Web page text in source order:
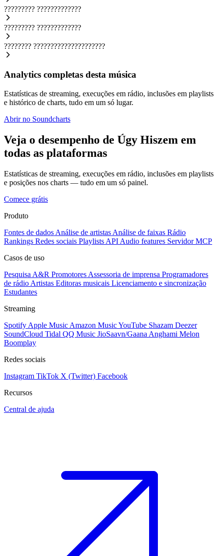
????????? ?????????????
????????? ?????????????
???????? ?????????????????????
Analytics completas desta música
Estatísticas de streaming, execuções em rádio, inclusões em playlists
e histórico de charts, tudo em um só lugar.
Abrir no Soundcharts
Veja o desempenho de Úgy Hiszem em
todas as plataformas
Estatísticas de streaming, execuções em rádio, inclusões em playlists
e posições nos charts — tudo em um só painel.
Comece grátis
Produto
Fontes de dados Análise de artistas Análise de faixas Rádio
Rankings Redes sociais Playlists API Audio features Servidor MCP
Casos de uso
Pesquisa A&R Promotores Assessoria de imprensa Programadores
de rádio Artistas Editoras musicais Licenciamento e sincronização
Estudantes
Streaming
Spotify Apple Music Amazon MusicYouTube Shazam Deezer
SoundCloud Tidal QQ Music JioSaavn/Gaana Anghami Melon
Boomplay
Redes sociais
Instagram TikTok X (Twitter) Facebook
Recursos
Central de ajuda